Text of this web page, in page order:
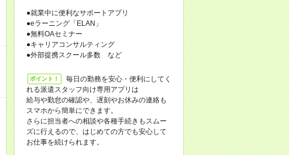
●就業中に便利なサポートアプリ
●eラーニング「ELAN」
●無料OAセミナー
●キャリアコンサルティング
●外部提携スクール多数 など
ポイント！
毎日の勤務を安心・便利にしてく
れる派遣スタッフ向け専用アプリは
給与や勤怠の確認や、遅刻やお休みの連絡も
スマホから簡単にできます。
さらに担当者への相談や各種手続きもスムー
ズに行えるので、はじめての方でも安心して
お仕事を続けられます。